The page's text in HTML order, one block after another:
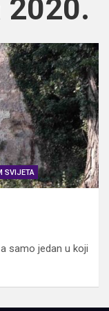
2020.
SVIJETA
samo jedan u koji